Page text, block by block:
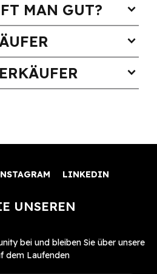
MAN GUT? expand_more
expand_more
expand_more
LINKEDIN
UNSEREN
bei und bleiben Sie über unsere
dem Laufenden